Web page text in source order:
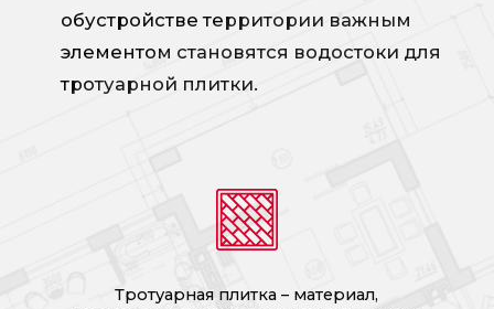
обустройстве территории важным
элементом становятся водостоки для
тротуарной плитки.
Тротуарная плитка – материал,